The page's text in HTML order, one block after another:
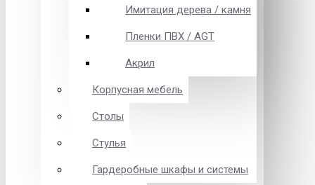
Имитация дерева / камня
Пленки ПВХ / AGT
Акрил
Корпусная мебель
Столы
Стулья
Гардеробные шкафы и системы